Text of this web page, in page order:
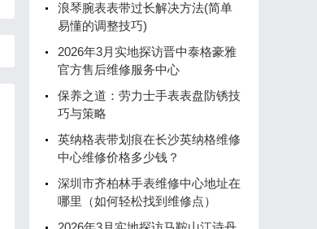
浪琴腕表表带过长解决方法(简单
易懂的调整技巧)
2026年3月实地探访晋中泰格豪雅
官方售后维修服务中心
保养之道：劳力士手表表盘防锈技
巧与策略
英纳格表带划痕在长沙英纳格维修
中心维修价格多少钱？
深圳市齐柏林手表维修中心地址在
哪里（如何轻松找到维修点）